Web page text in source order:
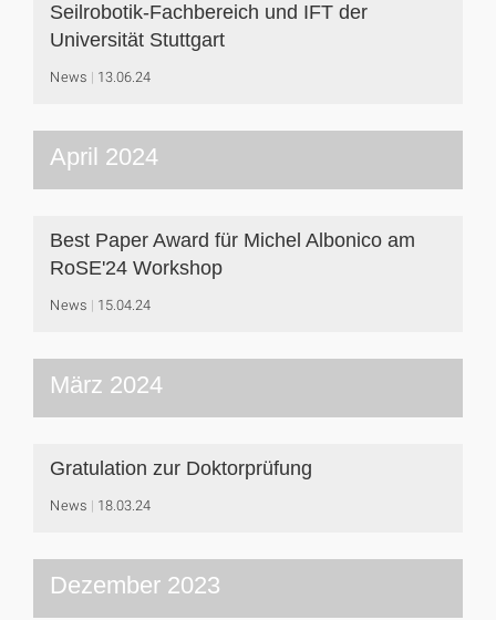
Seilrobotik-Fachbereich und IFT der
Universität Stuttgart
News 13.06.24
April 2024
Best Paper Award für Michel Albonico am
RoSE'24 Workshop
News 15.04.24
März 2024
Gratulation zur Doktorprüfung
News 18.03.24
Dezember 2023